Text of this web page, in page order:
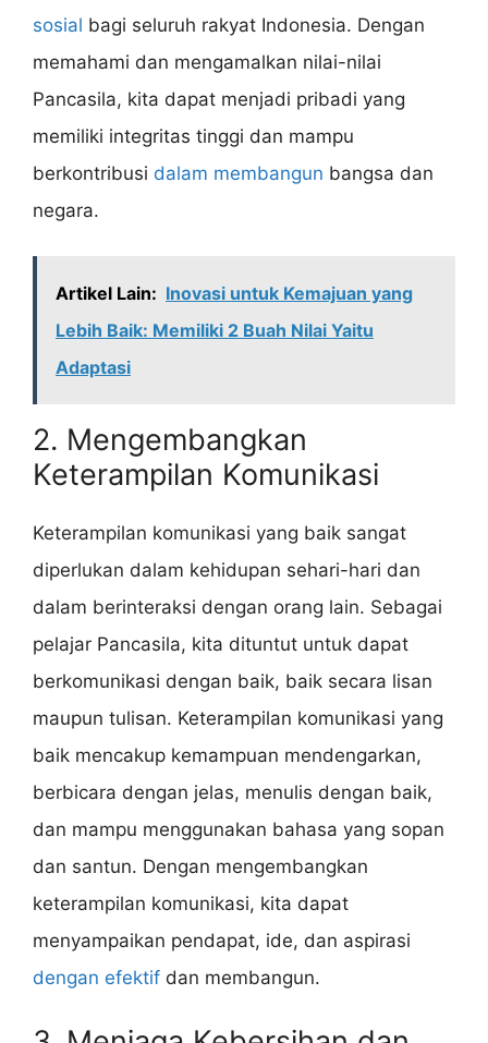
sosial bagi seluruh rakyat Indonesia. Dengan
memahami dan mengamalkan nilai-nilai
Pancasila, kita dapat menjadi pribadi yang
memiliki integritas tinggi dan mampu
berkontribusi dalam membangun bangsa dan
negara.
Artikel Lain: Inovasi untuk Kemajuan yang
Lebih Baik: Memiliki 2 Buah Nilai Yaitu
Adaptasi
2. Mengembangkan
Keterampilan Komunikasi
Keterampilan komunikasi yang baik sangat
diperlukan dalam kehidupan sehari-hari dan
dalam berinteraksi dengan orang lain. Sebagai
pelajar Pancasila, kita dituntut untuk dapat
berkomunikasi dengan baik, baik secara lisan
maupun tulisan. Keterampilan komunikasi yang
baik mencakup kemampuan mendengarkan,
berbicara dengan jelas, menulis dengan baik,
dan mampu menggunakan bahasa yang sopan
dan santun. Dengan mengembangkan
keterampilan komunikasi, kita dapat
menyampaikan pendapat, ide, dan aspirasi
dengan efektif dan membangun.